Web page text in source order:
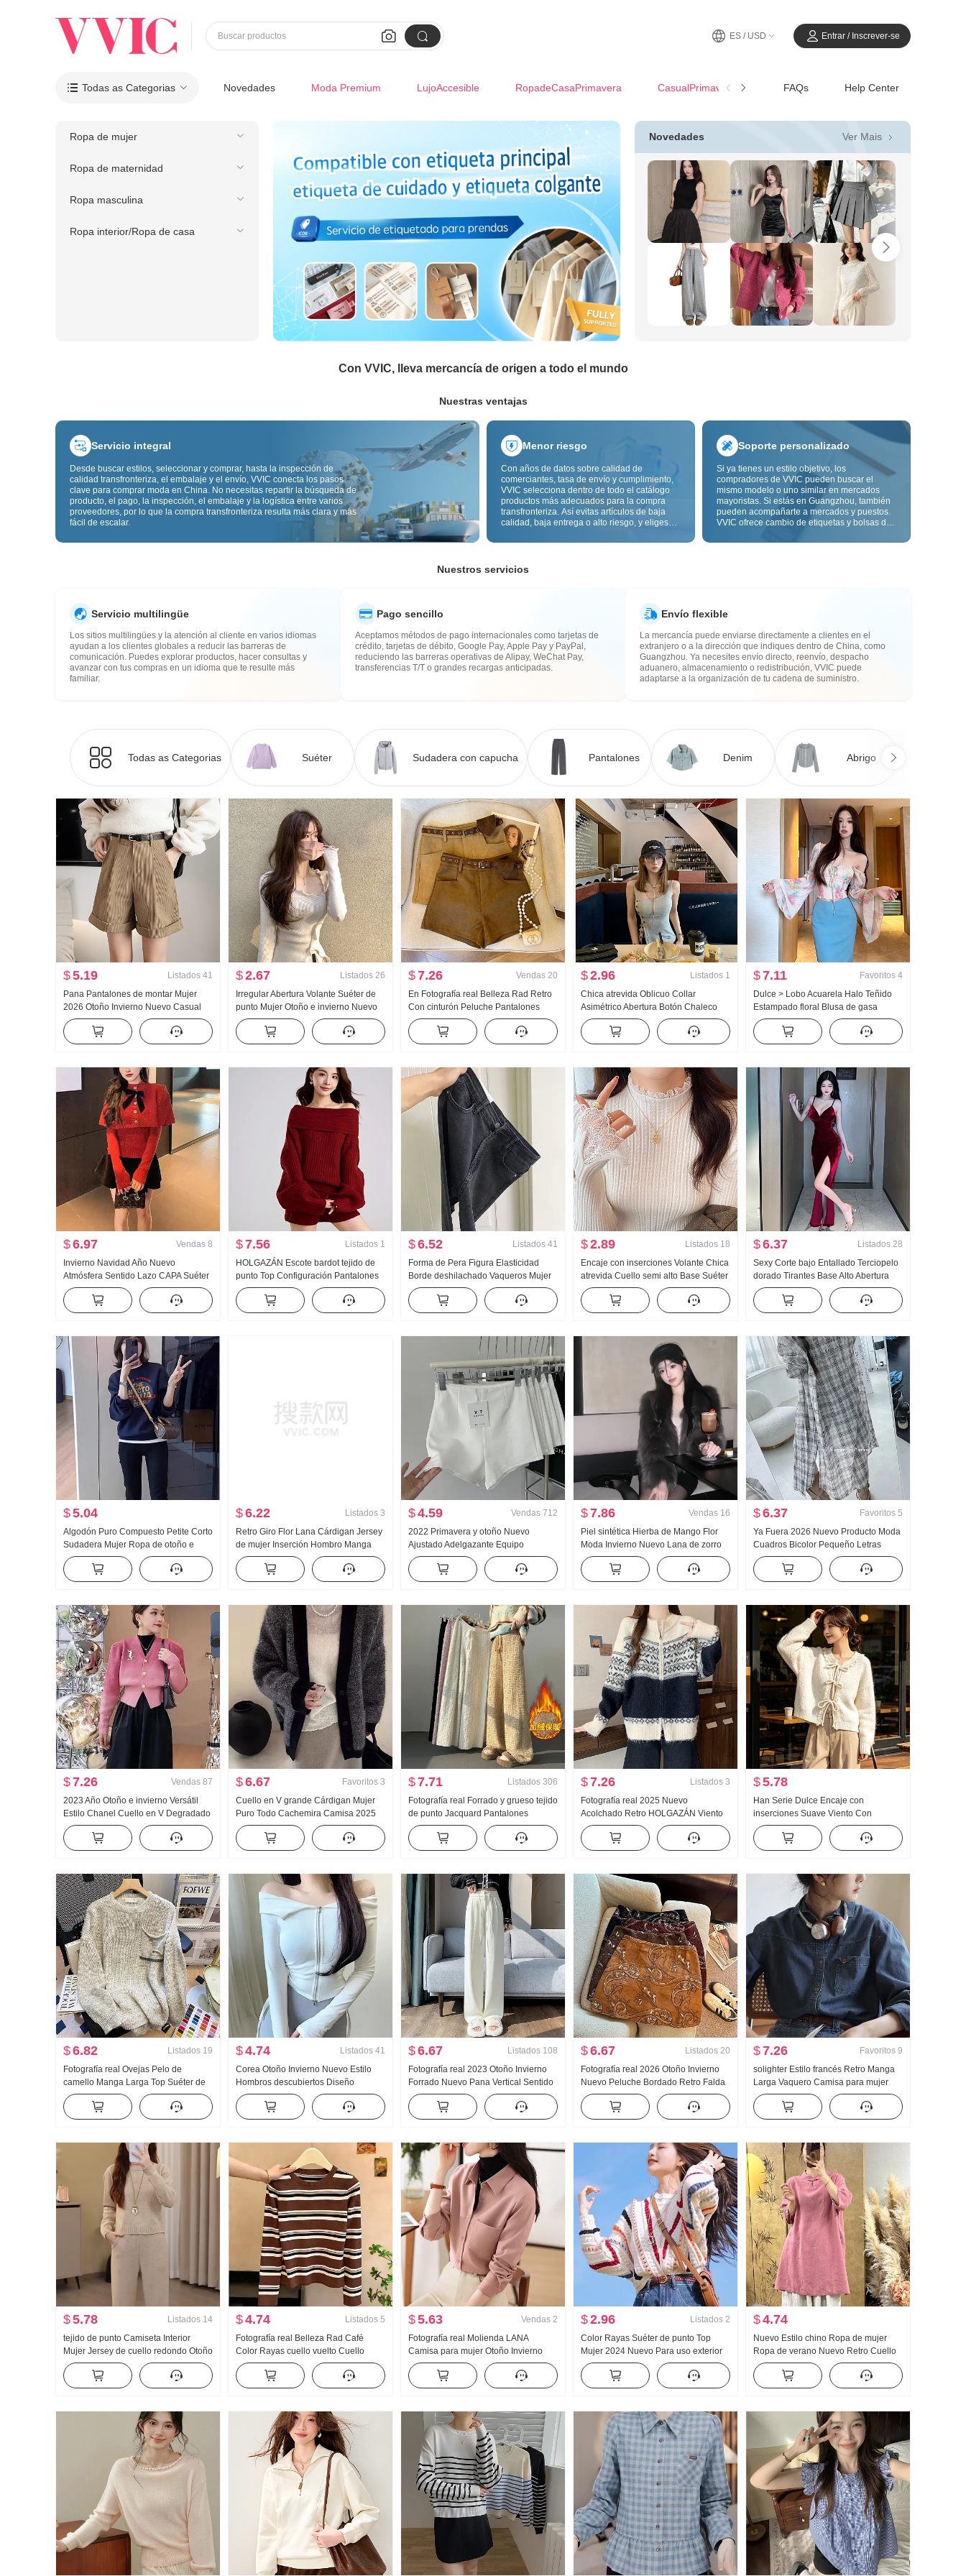
 
Buscar productos ES / USD Entrar / Inscrever-se
 Todas as Categorias Novedades Moda Premium LujoAccesible RopadeCasaPrimavera CasualPrimavera-Verano FAQs Help Center
Ropa de mujer
Ropa de maternidad
Ropa masculina
Ropa interior/Ropa de casa
Novedades Ver Mais 
Con VVIC, lleva mercancía de origen a todo el mundo
Nuestras ventajas
Servicio integral
Desde buscar estilos, seleccionar y comprar, hasta la inspección de
calidad transfronteriza, el embalaje y el envío, VVIC conecta los pasos
clave para comprar moda en China. No necesitas repartir la búsqueda de
producto, el pago, la inspección, el embalaje y la logística entre varios
proveedores, por lo que la compra transfronteriza resulta más clara y más
fácil de escalar.
Menor riesgo
Con años de datos sobre calidad de
comerciantes, tasa de envío y cumplimiento,
VVIC selecciona dentro de todo el catálogo
productos más adecuados para la compra
transfronteriza. Así evitas artículos de baja
calidad, baja entrega o alto riesgo, y eliges
calidad transfronteriza y las etiquetas de
aduana y posventa.
Soporte personalizado
Si ya tienes un estilo objetivo, los
compradores de VVIC pueden buscar el
mismo modelo o uno similar en mercados
mayoristas. Si estás en Guangzhou, también
pueden acompañarte a mercados y puestos.
VVIC ofrece cambio de etiquetas y bolsas de
imagen o muestra, para que tu compra sea
Nuestros servicios
Servicio multilingüe
Los sitios multilingües y la atención al cliente en varios idiomas
ayudan a los clientes globales a reducir las barreras de
comunicación. Puedes explorar productos, hacer consultas y
avanzar con tus compras en un idioma que te resulte más
familiar.
Pago sencillo
Aceptamos métodos de pago internacionales como tarjetas de
crédito, tarjetas de débito, Google Pay, Apple Pay y PayPal,
reduciendo las barreras operativas de Alipay, WeChat Pay,
transferencias T/T o grandes recargas anticipadas.
Envío flexible
La mercancía puede enviarse directamente a clientes en el
extranjero o a la dirección que indiques dentro de China, como
Guangzhou. Ya necesites envío directo, reenvío, despacho
aduanero, almacenamiento o redistribución, VVIC puede
adaptarse a la organización de tu cadena de suministro.
Todas as Categorias Suéter Sudadera con capucha Pantalones Denim Abrigo
$5.19 Listados 41
Pana Pantalones de montar Mujer
2026 Otoño Invierno Nuevo Casual
Ropa de trabajo Fieltro de lana
Pantalones cortos Talle alto
Adelgazante Una palabra Pantalones
$2.67 Listados 26
Irregular Abertura Volante Suéter de
punto Mujer Otoño e invierno Nuevo
Interior Partido Ajustado Chic Suéter
Camiseta Interior Top
$7.26 Vendas 20
En Fotografía real Belleza Rad Retro
Con cinturón Peluche Pantalones
cortos Mujer Otoño Petite Talle alto
Holgado Adelgazante Una palabra
Pantalones cortos
$2.96 Listados 1
Chica atrevida Oblicuo Collar
Asimétrico Abertura Botón Chaleco
Ropa de mujer Ajustado Sin mangas
Top Moda
$7.11 Favoritos 4
Dulce > Lobo Acuarela Halo Teñido
Estampado floral Blusa de gasa
Cuadrado Mujer Collar Diseño
Sentido Adelgazante Lucha Toma
Camisa pequeña Top
$6.97 Vendas 8
Invierno Navidad Año Nuevo
Atmósfera Sentido Lazo CAPA Suéter
Suéter de punto Mil Viento dorado
Versátil Estilo Adelgazante Conjunto
$7.56 Listados 1
HOLGAZÁN Escote bardot tejido de
punto Top Configuración Pantalones
cortos Moda Dos piezas Conjunto
para mujer Otoño Invierno Nuevo
Holgado Estilo Suéter Conjunto
$6.52 Listados 41
Forma de Pera Figura Elasticidad
Borde deshilachado Vaqueros Mujer
Otoño Invierno Talla grande Hermana
mayor mm Cubierta ... Talle alto
Adelgazante Campana ligera
$2.89 Listados 18
Encaje con inserciones Volante Chica
atrevida Cuello semi alto Base Suéter
de punto Mujer Otoño Invierno
ESTILO OCCIDENTAL Interior Partido
Suéter Ajustado Top
$6.37 Listados 28
Sexy Corte bajo Entallado Terciopelo
dorado Tirantes Base Alto Abertura
Banquete Vestido de noche Ajustado
Adelgazante Corte ajustado Vestido
$5.04
Algodón Puro Compuesto Petite Corto
Sudadera Mujer Ropa de otoño e
invierno Holgado HOLGAZÁN Viento
Manga Larga CUELLO REDONDO
Top
$6.22 Listados 3
Retro Giro Flor Lana Cárdigan Jersey
de mujer Inserción Hombro Manga
Holgado Acolchado Otoño Invierno
Cachemira Suéter de punto Abrigo
$4.59 Vendas 712
2022 Primavera y otoño Nuevo
Ajustado Adelgazante Equipo
Femenino Grande Largo Pierna
Versátil Pantalones cortos Leggings
$7.86 Vendas 16
Piel sintética Hierba de Mango Flor
Moda Invierno Nuevo Lana de zorro
PELO Joven Estilo Piel Abrigo para
mujer CUELLO REDONDO
$6.37 Favoritos 5
Ya Fuera 2026 Nuevo Producto Moda
Cuadros Bicolor Pequeño Letras
Longitud media Camisa Gabardina
Mujer
$7.26 Vendas 87
2023 Año Otoño e invierno Versátil
Estilo Chanel Cuello en V Degradado
Con botones simples Manga Larga
Cárdigan Vestido de punto Conjunto
$6.67 Favoritos 3
Cuello en V grande Cárdigan Mujer
Puro Todo Cachemira Camisa 2025
Otoño Productos europeos Alta gama
Grueso Otoño Invierno tejido de punto
Suéter
$7.71 Listados 306
Fotografía real Forrado y grueso tejido
de punto Jacquard Pantalones
anchos Mujer 2024 Otoño Invierno
Talle alto Pantalones rectos Holgado
Adelgazante Arrastrando Pantalones
$7.26 Listados 3
Fotografía real 2025 Nuevo
Acolchado Retro HOLGAZÁN Viento
Jacquard Manga Larga Jersey de
mujer Otoño e Invierno Phil Fuera de
la isla Conjunto
$5.78
Han Serie Dulce Encaje con
inserciones Suave Viento Con
cordones Suéter Cárdigan Otoño
Invierno Casual Suave Glutinoso
Abrigo
$6.82 Listados 19
Fotografía real Ovejas Pelo de
camello Manga Larga Top Suéter de
punto CUELLO REDONDO Moda
Corto Ajustado Camiseta Interior
Mujer Otoño Invierno Calor Suéter
$4.74 Listados 41
Corea Otoño Invierno Nuevo Estilo
Hombros descubiertos Diseño
Sentido Bombeo Cuerda Entallado
Pantalla Figura cuello vuelto Manga
Larga Cinturón Almohadilla Cárdigan
$6.67 Listados 108
Fotografía real 2023 Otoño Invierno
Forrado Nuevo Pana Vertical Sentido
Recto Talle alto Estrecho Versión
Pantalones de pierna ancha Europa
Algodón afelpado Arrastrando
$6.67 Listados 20
Fotografía real 2026 Otoño Invierno
Nuevo Peluche Bordado Retro Falda
Pei Li S Bordado Minifalda Mujer
Cinturón Seguridad Pantalones
$7.26 Favoritos 9
solighter Estilo francés Retro Manga
Larga Vaquero Camisa para mujer
Otoño 2023 Nuevo Holgado Estilo
Camisa Top
$5.78 Listados 14
tejido de punto Camiseta Interior
Mujer Jersey de cuello redondo Otoño
e invierno Interior Partido Calor
Suéter Versátil Top
$4.74 Listados 5
Fotografía real Belleza Rad Café
Color Rayas cuello vuelto Cuello
redondo Jersey de mujer Primavera
Versátil Cachemira Mezcla Suéter de
punto chic
$5.63 Vendas 2
Fotografía real Molienda LANA
Camisa para mujer Otoño Invierno
Manga Larga Diseño Sentido Nicho
2025 Acolchado Interior Partido Pila
Ropa Top Mujer Camisa
$2.96 Listados 2
Color Rayas Suéter de punto Top
Mujer 2024 Nuevo Para uso exterior
Holgado Cuello redondo HOLGAZÁN
Viento Otoño Invierno Abrigo
$4.74
Nuevo Estilo chino Ropa de mujer
Ropa de verano Nuevo Retro Cuello
alto Cierre de nudo chino Manga tres
cuartos Camisa para mujer Algodón y
lino Longitud media Top